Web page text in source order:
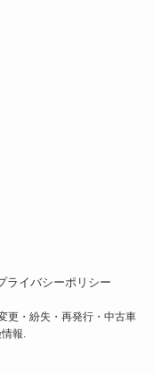
ライバシーポリシー
更・紛失・再発行・中古車
報.